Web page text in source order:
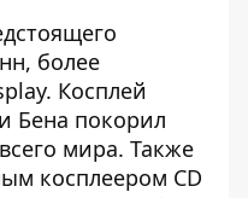
более
Косплей
Бена покорил
мира. Также
косплеером CD